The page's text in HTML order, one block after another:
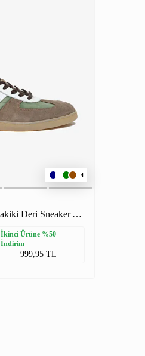
4
Erkek Vizon Yeşil Hakiki Deri Sneaker Ayakkabı
İkinci Ürüne %50
İndirim
999,95 TL